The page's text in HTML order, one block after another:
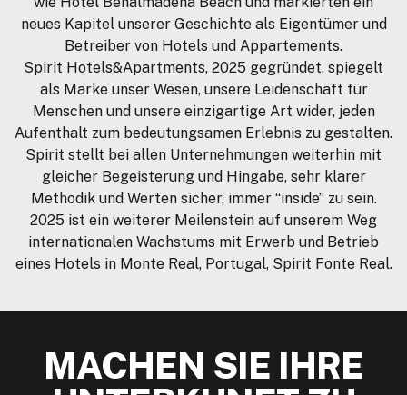
neues Kapitel unserer Geschichte als Eigentümer und
Betreiber von Hotels und Appartements.
Spirit Hotels&Apartments, 2025 gegründet, spiegelt
als Marke unser Wesen, unsere Leidenschaft für
Menschen und unsere einzigartige Art wider, jeden
Aufenthalt zum bedeutungsamen Erlebnis zu gestalten.
Spirit stellt bei allen Unternehmungen weiterhin mit
gleicher Begeisterung und Hingabe, sehr klarer
Methodik und Werten sicher, immer “inside” zu sein.
2025 ist ein weiterer Meilenstein auf unserem Weg
internationalen Wachstums mit Erwerb und Betrieb
eines Hotels in Monte Real, Portugal, Spirit Fonte Real.
MACHEN SIE IHRE